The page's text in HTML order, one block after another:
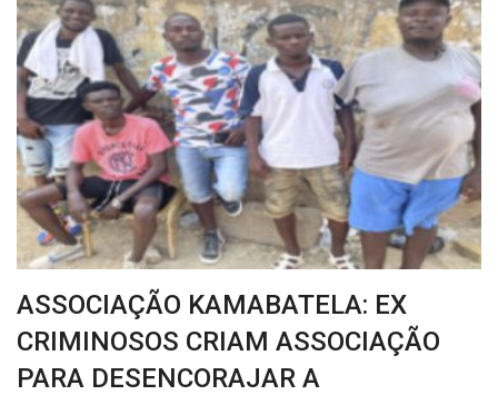
ASSOCIAÇÃO KAMABATELA: EX
CRIMINOSOS CRIAM ASSOCIAÇÃO
PARA DESENCORAJAR A